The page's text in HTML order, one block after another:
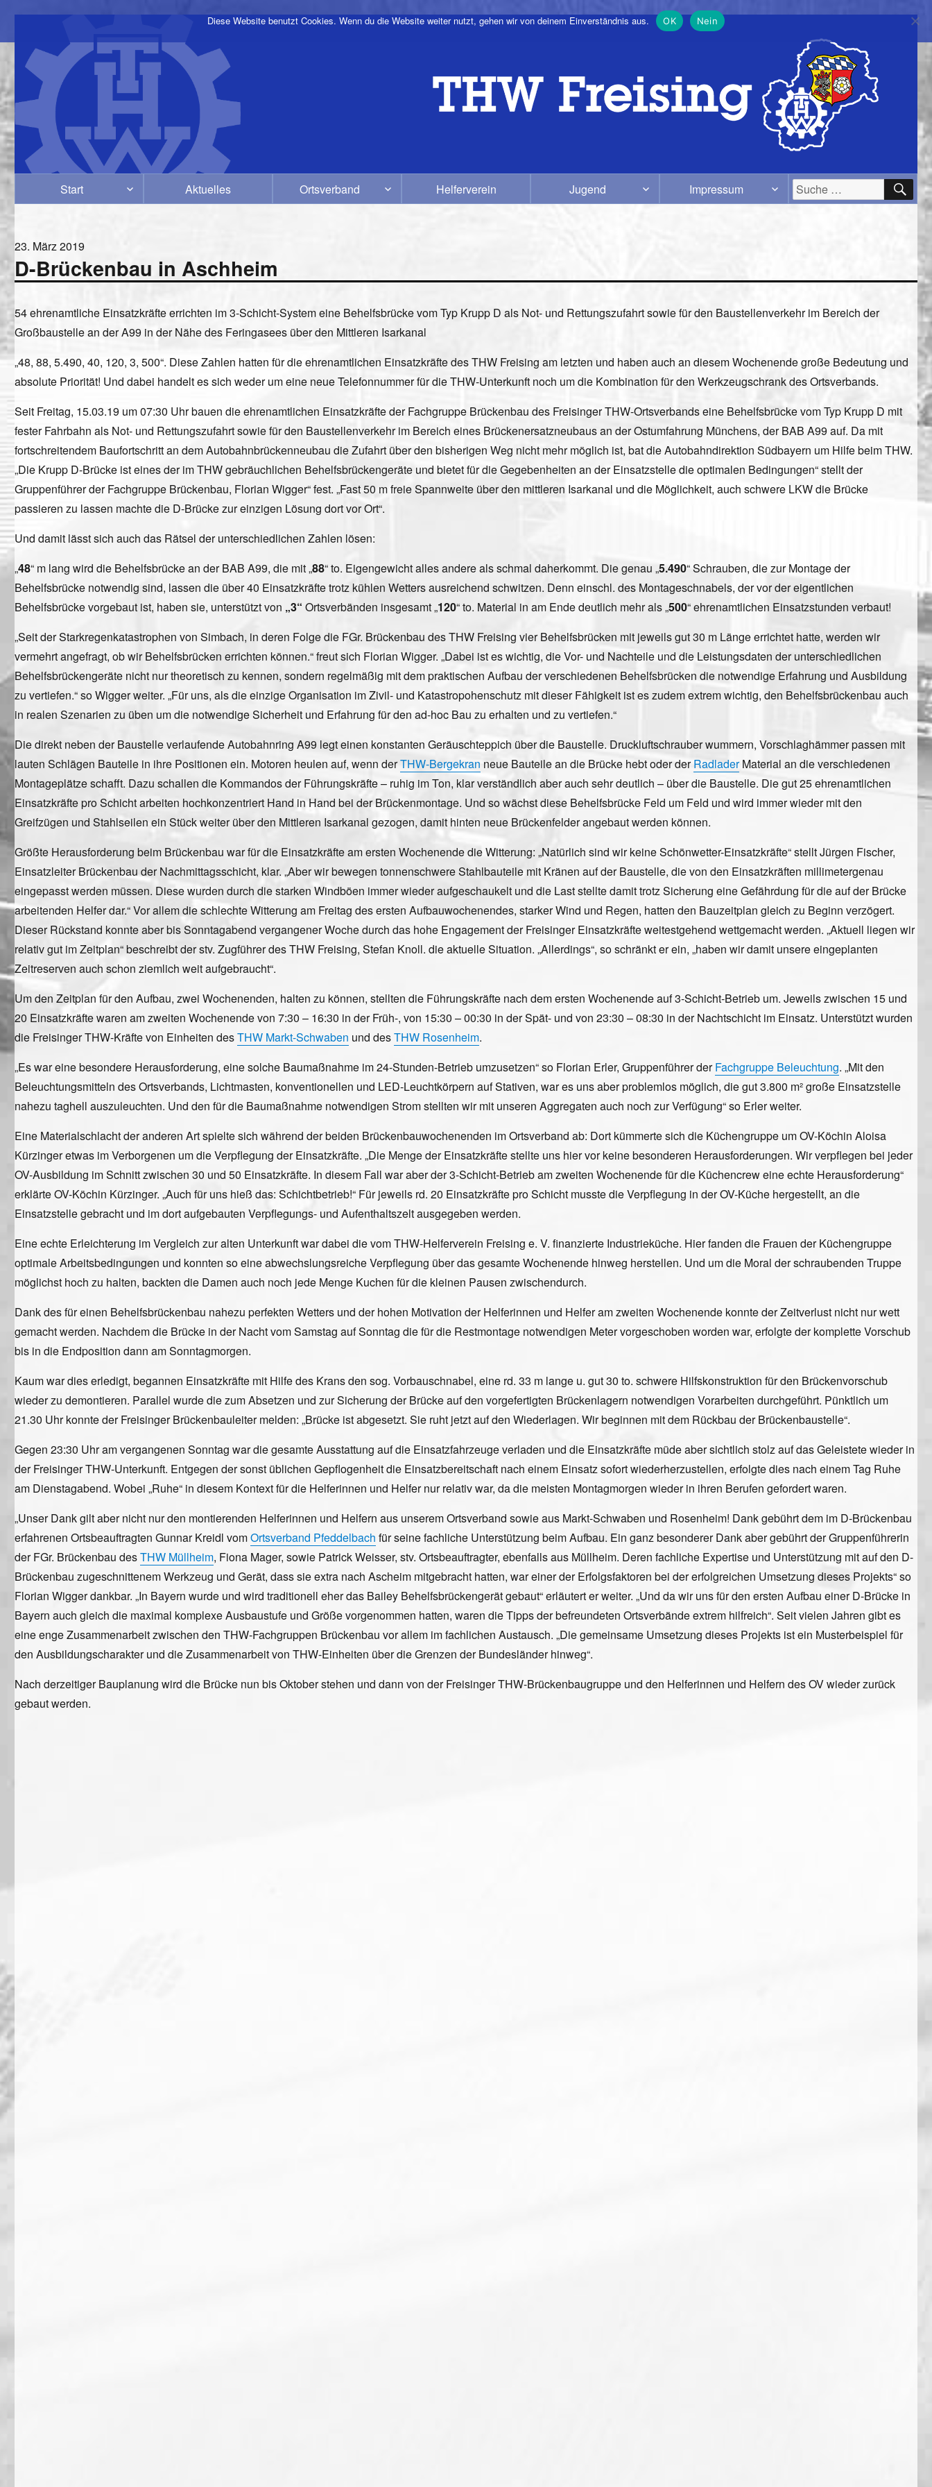
Start Aktuelles Ortsverband Helferverein Jugend Impressum
Suche
nach:
Veröffentlicht
am
23. März 2019
D-Brückenbau in Aschheim
54 ehrenamtliche Einsatzkräfte errichten im 3-Schicht-System eine Behelfsbrücke vom Typ Krupp D als Not- und Rettungszufahrt sowie für den Baustellenverkehr im Bereich der
Großbaustelle an der A99 in der Nähe des Feringasees über den Mittleren Isarkanal
„48, 88, 5.490, 40, 120, 3, 500“. Diese Zahlen hatten für die ehrenamtlichen Einsatzkräfte des THW Freising am letzten und haben auch an diesem Wochenende große Bedeutung und
absolute Priorität! Und dabei handelt es sich weder um eine neue Telefonnummer für die THW-Unterkunft noch um die Kombination für den Werkzeugschrank des Ortsverbands.
Seit Freitag, 15.03.19 um 07:30 Uhr bauen die ehrenamtlichen Einsatzkräfte der Fachgruppe Brückenbau des Freisinger THW-Ortsverbands eine Behelfsbrücke vom Typ Krupp D mit
fester Fahrbahn als Not- und Rettungszufahrt sowie für den Baustellenverkehr im Bereich eines Brückenersatzneubaus an der Ostumfahrung Münchens, der BAB A99 auf. Da mit
fortschreitendem Baufortschritt an dem Autobahnbrückenneubau die Zufahrt über den bisherigen Weg nicht mehr möglich ist, bat die Autobahndirektion Südbayern um Hilfe beim THW.
„Die Krupp D-Brücke ist eines der im THW gebräuchlichen Behelfsbrückengeräte und bietet für die Gegebenheiten an der Einsatzstelle die optimalen Bedingungen“ stellt der
Gruppenführer der Fachgruppe Brückenbau, Florian Wigger“ fest. „Fast 50 m freie Spannweite über den mittleren Isarkanal und die Möglichkeit, auch schwere LKW die Brücke
passieren zu lassen machte die D-Brücke zur einzigen Lösung dort vor Ort“.
Und damit lässt sich auch das Rätsel der unterschiedlichen Zahlen lösen:
„48“ m lang wird die Behelfsbrücke an der BAB A99, die mit „88“ to. Eigengewicht alles andere als schmal daherkommt. Die genau „5.490“ Schrauben, die zur Montage der
Behelfsbrücke notwendig sind, lassen die über 40 Einsatzkräfte trotz kühlen Wetters ausreichend schwitzen. Denn einschl. des Montageschnabels, der vor der eigentlichen
Behelfsbrücke vorgebaut ist, haben sie, unterstützt von „3“ Ortsverbänden insgesamt „120“ to. Material in am Ende deutlich mehr als „500“ ehrenamtlichen Einsatzstunden verbaut!
„Seit der Starkregenkatastrophen von Simbach, in deren Folge die FGr. Brückenbau des THW Freising vier Behelfsbrücken mit jeweils gut 30 m Länge errichtet hatte, werden wir
vermehrt angefragt, ob wir Behelfsbrücken errichten können.“ freut sich Florian Wigger. „Dabei ist es wichtig, die Vor- und Nachteile und die Leistungsdaten der unterschiedlichen
Behelfsbrückengeräte nicht nur theoretisch zu kennen, sondern regelmäßig mit dem praktischen Aufbau der verschiedenen Behelfsbrücken die notwendige Erfahrung und Ausbildung
zu vertiefen.“ so Wigger weiter. „Für uns, als die einzige Organisation im Zivil- und Katastropohenschutz mit dieser Fähigkeit ist es zudem extrem wichtig, den Behelfsbrückenbau auch
in realen Szenarien zu üben um die notwendige Sicherheit und Erfahrung für den ad-hoc Bau zu erhalten und zu vertiefen.“
Die direkt neben der Baustelle verlaufende Autobahnring A99 legt einen konstanten Geräuschteppich über die Baustelle. Druckluftschrauber wummern, Vorschlaghämmer passen mit
lauten Schlägen Bauteile in ihre Positionen ein. Motoren heulen auf, wenn derTHW-Bergekran neue Bauteile an die Brücke hebt oder derRadladerMaterial an die verschiedenen
Montageplätze schafft. Dazu schallen die Kommandos der Führungskräfte – ruhig im Ton, klar verständlich aber auch sehr deutlich – über die Baustelle. Die gut 25 ehrenamtlichen
Einsatzkräfte pro Schicht arbeiten hochkonzentriert Hand in Hand bei der Brückenmontage. Und so wächst diese Behelfsbrücke Feld um Feld und wird immer wieder mit den
Greifzügen und Stahlseilen ein Stück weiter über den Mittleren Isarkanal gezogen, damit hinten neue Brückenfelder angebaut werden können.
Größte Herausforderung beim Brückenbau war für die Einsatzkräfte am ersten Wochenende die Witterung: „Natürlich sind wir keine Schönwetter-Einsatzkräfte“ stellt Jürgen Fischer,
Einsatzleiter Brückenbau der Nachmittagsschicht, klar. „Aber wir bewegen tonnenschwere Stahlbauteile mit Kränen auf der Baustelle, die von den Einsatzkräften millimetergenau
eingepasst werden müssen. Diese wurden durch die starken Windböen immer wieder aufgeschaukelt und die Last stellte damit trotz Sicherung eine Gefährdung für die auf der Brücke
arbeitenden Helfer dar.“ Vor allem die schlechte Witterung am Freitag des ersten Aufbauwochenendes, starker Wind und Regen, hatten den Bauzeitplan gleich zu Beginn verzögert.
Dieser Rückstand konnte aber bis Sonntagabend vergangener Woche durch das hohe Engagement der Freisinger Einsatzkräfte weitestgehend wettgemacht werden. „Aktuell liegen wir
relativ gut im Zeitplan“ beschreibt der stv. Zugführer des THW Freising, Stefan Knoll. die aktuelle Situation. „Allerdings“, so schränkt er ein, „haben wir damit unsere eingeplanten
Zeitreserven auch schon ziemlich weit aufgebraucht“.
Um den Zeitplan für den Aufbau, zwei Wochenenden, halten zu können, stellten die Führungskräfte nach dem ersten Wochenende auf 3-Schicht-Betrieb um. Jeweils zwischen 15 und
20 Einsatzkräfte waren am zweiten Wochenende von 7:30 – 16:30 in der Früh-, von 15:30 – 00:30 in der Spät- und von 23:30 – 08:30 in der Nachtschicht im Einsatz. Unterstützt wurden
die Freisinger THW-Kräfte von Einheiten desTHW Markt-Schwaben und desTHW Rosenheim.
„Es war eine besondere Herausforderung, eine solche Baumaßnahme im 24-Stunden-Betrieb umzusetzen“ so Florian Erler, Gruppenführer derFachgruppe Beleuchtung. „Mit den
Beleuchtungsmitteln des Ortsverbands, Lichtmasten, konventionellen und LED-Leuchtkörpern auf Stativen, war es uns aber problemlos möglich, die gut 3.800 m² große Einsatzstelle
nahezu taghell auszuleuchten. Und den für die Baumaßnahme notwendigen Strom stellten wir mit unseren Aggregaten auch noch zur Verfügung“ so Erler weiter.
Eine Materialschlacht der anderen Art spielte sich während der beiden Brückenbauwochenenden im Ortsverband ab: Dort kümmerte sich die Küchengruppe um OV-Köchin Aloisa
Kürzinger etwas im Verborgenen um die Verpflegung der Einsatzkräfte. „Die Menge der Einsatzkräfte stellte uns hier vor keine besonderen Herausforderungen. Wir verpflegen bei jeder
OV-Ausbildung im Schnitt zwischen 30 und 50 Einsatzkräfte. In diesem Fall war aber der 3-Schicht-Betrieb am zweiten Wochenende für die Küchencrew eine echte Herausforderung“
erklärte OV-Köchin Kürzinger. „Auch für uns hieß das: Schichtbetrieb!“ Für jeweils rd. 20 Einsatzkräfte pro Schicht musste die Verpflegung in der OV-Küche hergestellt, an die
Einsatzstelle gebracht und im dort aufgebauten Verpflegungs- und Aufenthaltszelt ausgegeben werden.
Eine echte Erleichterung im Vergleich zur alten Unterkunft war dabei die vom THW-Helferverein Freising e. V. finanzierte Industrieküche. Hier fanden die Frauen der Küchengruppe
optimale Arbeitsbedingungen und konnten so eine abwechslungsreiche Verpflegung über das gesamte Wochenende hinweg herstellen. Und um die Moral der schraubenden Truppe
möglichst hoch zu halten, backten die Damen auch noch jede Menge Kuchen für die kleinen Pausen zwischendurch.
Dank des für einen Behelfsbrückenbau nahezu perfekten Wetters und der hohen Motivation der Helferinnen und Helfer am zweiten Wochenende konnte der Zeitverlust nicht nur wett
gemacht werden. Nachdem die Brücke in der Nacht vom Samstag auf Sonntag die für die Restmontage notwendigen Meter vorgeschoben worden war, erfolgte der komplette Vorschub
bis in die Endposition dann am Sonntagmorgen.
Kaum war dies erledigt, begannen Einsatzkräfte mit Hilfe des Krans den sog. Vorbauschnabel, eine rd. 33 m lange u. gut 30 to. schwere Hilfskonstruktion für den Brückenvorschub
wieder zu demontieren. Parallel wurde die zum Absetzen und zur Sicherung der Brücke auf den vorgefertigten Brückenlagern notwendigen Vorarbeiten durchgeführt. Pünktlich um
21.30 Uhr konnte der Freisinger Brückenbauleiter melden: „Brücke ist abgesetzt. Sie ruht jetzt auf den Wiederlagen. Wir beginnen mit dem Rückbau der Brückenbaustelle“.
Gegen 23:30 Uhr am vergangenen Sonntag war die gesamte Ausstattung auf die Einsatzfahrzeuge verladen und die Einsatzkräfte müde aber sichtlich stolz auf das Geleistete wieder in
der Freisinger THW-Unterkunft. Entgegen der sonst üblichen Gepflogenheit die Einsatzbereitschaft nach einem Einsatz sofort wiederherzustellen, erfolgte dies nach einem Tag Ruhe
am Dienstagabend. Wobei „Ruhe“ in diesem Kontext für die Helferinnen und Helfer nur relativ war, da die meisten Montagmorgen wieder in ihren Berufen gefordert waren.
„Unser Dank gilt aber nicht nur den montierenden Helferinnen und Helfern aus unserem Ortsverband sowie aus Markt-Schwaben und Rosenheim! Dank gebührt dem im D-Brückenbau
erfahrenen Ortsbeauftragten Gunnar Kreidl vomOrtsverband Pfeddelbach für seine fachliche Unterstützung beim Aufbau. Ein ganz besonderer Dank aber gebührt der Gruppenführerin
der FGr. Brückenbau desTHW Müllheim, Fiona Mager, sowie Patrick Weisser, stv. Ortsbeauftragter, ebenfalls aus Müllheim. Deren fachliche Expertise und Unterstützung mit auf den D-
Brückenbau zugeschnittenem Werkzeug und Gerät, dass sie extra nach Ascheim mitgebracht hatten, war einer der Erfolgsfaktoren bei der erfolgreichen Umsetzung dieses Projekts“ so
Florian Wigger dankbar. „In Bayern wurde und wird traditionell eher das Bailey Behelfsbrückengerät gebaut“ erläutert er weiter. „Und da wir uns für den ersten Aufbau einer D-Brücke in
Bayern auch gleich die maximal komplexe Ausbaustufe und Größe vorgenommen hatten, waren die Tipps der befreundeten Ortsverbände extrem hilfreich“. Seit vielen Jahren gibt es
eine enge Zusammenarbeit zwischen den THW-Fachgruppen Brückenbau vor allem im fachlichen Austausch. „Die gemeinsame Umsetzung dieses Projekts ist ein Musterbeispiel für
den Ausbildungscharakter und die Zusammenarbeit von THW-Einheiten über die Grenzen der Bundesländer hinweg“.
Nach derzeitiger Bauplanung wird die Brücke nun bis Oktober stehen und dann von der Freisinger THW-Brückenbaugruppe und den Helferinnen und Helfern des OV wieder zurück
gebaut werden.
Diese Website benutzt Cookies. Wenn du die Website weiter nutzt, gehen wir von deinem Einverständnis aus. OK Nein